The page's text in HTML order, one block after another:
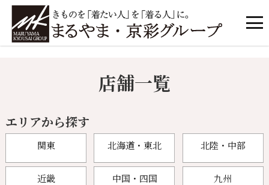
店舗一覧
エリアから探す
関東 北海道・東北 北陸・中部
近畿 中国・四国 九州